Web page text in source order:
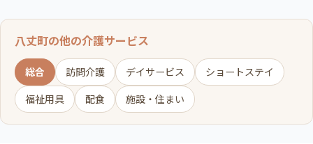
八丈町の他の介護サービス
総合 訪問介護 デイサービス
ショートステイ
福祉用具
配食 施設・住まい